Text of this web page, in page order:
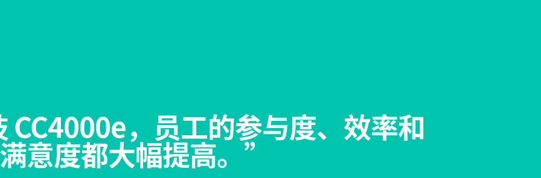
，员工的参与度、效率和
意度都大幅提高。”